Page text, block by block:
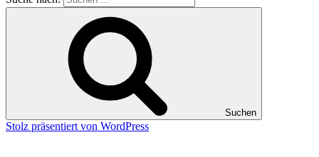
Suchen
Stolz präsentiert von WordPress